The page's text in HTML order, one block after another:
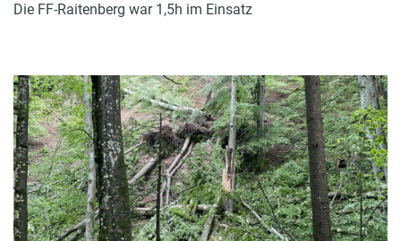
Die FF-Raitenberg war 1,5h im Einsatz